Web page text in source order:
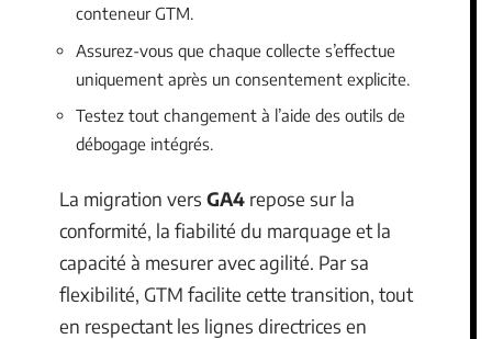
conteneur GTM.
Assurez-vous que chaque collecte s’effectue
uniquement après un consentement explicite.
Testez tout changement à l’aide des outils de
débogage intégrés.
La migration vers GA4 repose sur la
conformité, la fiabilité du marquage et la
capacité à mesurer avec agilité. Par sa
flexibilité, GTM facilite cette transition, tout
en respectant les lignes directrices en